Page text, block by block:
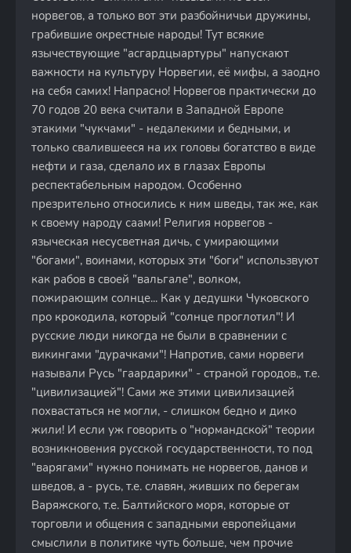
норвегов, а только вот эти разбойничьи дружины,
грабившие окрестные народы! Тут всякие
язычествующие "асгардцыартуры" напускают
важности на культуру Норвегии, её мифы, а заодно
на себя самих! Напрасно! Норвегов практически до
70 годов 20 века считали в Западной Европе
этакими "чукчами" - недалекими и бедными, и
только свалившееся на их головы богатство в виде
нефти и газа, сделало их в глазах Европы
респектабельным народом. Особенно
презрительно относились к ним шведы, так же, как
к своему народу саами! Религия норвегов -
языческая несусветная дичь, с умирающими
"богами", воинами, которых эти "боги" использвуют
как рабов в своей "вальгале", волком,
пожирающим солнце... Как у дедушки Чуковского
про крокодила, который "солнце проглотил"! И
русские люди никогда не были в сравнении с
викингами "дурачками"! Напротив, сами норвеги
называли Русь "гаардарики" - страной городов,, т.е.
"цивилизацией"! Сами же этими цивилизацией
похвастаться не могли, - слишком бедно и дико
жили! И если уж говорить о "нормандской" теории
возникновения русской государственности, то под
"варягами" нужно понимать не норвегов, данов и
шведов, а - русь, т.е. славян, живших по берегам
Варяжского, т.е. Балтийского моря, которые от
торговли и общения с западными европейцами
смыслили в политике чуть больше, чем прочие